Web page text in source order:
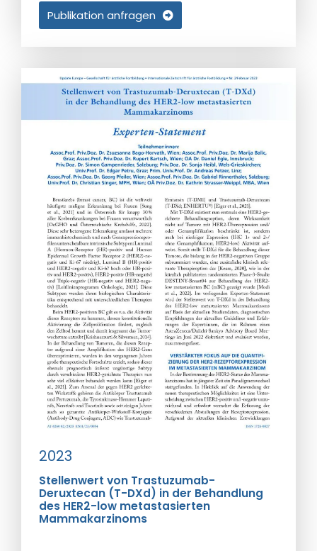
Publikation anfragen
2023
Stellenwert von Trastuzumab-
Deruxtecan (T-DXd) in der Behandlung
des HER2-low metastasierten
Mammakarzinoms